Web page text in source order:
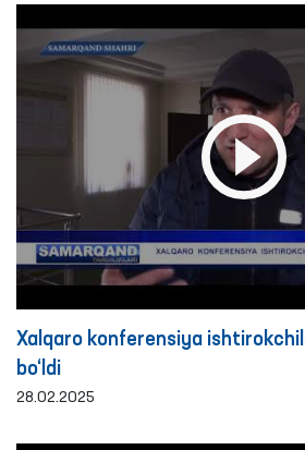
Xalqaro konferensiya
bo‘ldi
28.02.2025